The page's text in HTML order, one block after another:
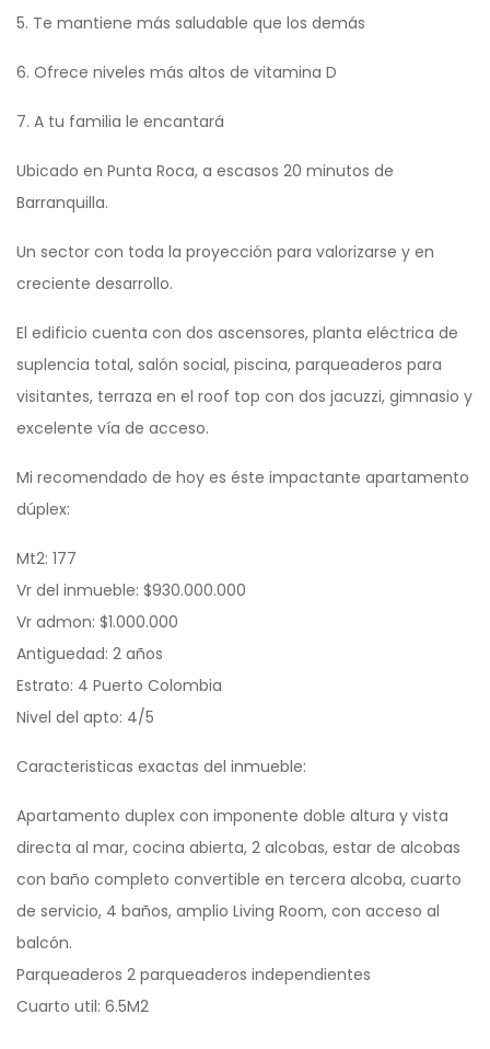
5. Te mantiene más saludable que los demás
6. Ofrece niveles más altos de vitamina D
7. A tu familia le encantará
Ubicado en Punta Roca, a escasos 20 minutos de
Barranquilla.
Un sector con toda la proyección para valorizarse y en
creciente desarrollo.
El edificio cuenta con dos ascensores, planta eléctrica de
suplencia total, salón social, piscina, parqueaderos para
visitantes, terraza en el roof top con dos jacuzzi, gimnasio y
excelente vía de acceso.
Mi recomendado de hoy es éste impactante apartamento
dúplex:
Mt2: 177
Vr del inmueble: $930.000.000
Vr admon: $1.000.000
Antiguedad: 2 años
Estrato: 4 Puerto Colombia
Nivel del apto: 4/5
Caracteristicas exactas del inmueble:
Apartamento duplex con imponente doble altura y vista
directa al mar, cocina abierta, 2 alcobas, estar de alcobas
con baño completo convertible en tercera alcoba, cuarto
de servicio, 4 baños, amplio Living Room, con acceso al
balcón.
Parqueaderos 2 parqueaderos independientes
Cuarto util: 6.5M2